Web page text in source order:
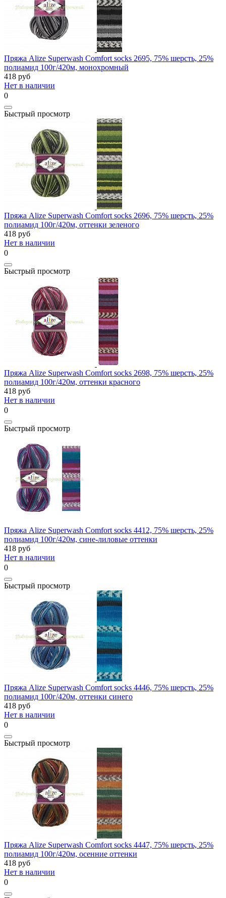
Пряжа Alize Superwash Comfort socks 2695, 75% шерсть, 25%
полиамид 100г/420м, монохромный
418 руб
Нет в наличии
0
Быстрый просмотр
Пряжа Alize Superwash Comfort socks 2696, 75% шерсть, 25%
полиамид 100г/420м, оттенки зеленого
418 руб
Нет в наличии
0
Быстрый просмотр
Пряжа Alize Superwash Comfort socks 2698, 75% шерсть, 25%
полиамид 100г/420м, оттенки красного
418 руб
Нет в наличии
0
Быстрый просмотр
Пряжа Alize Superwash Comfort socks 4412, 75% шерсть, 25%
полиамид 100г/420м, сине-лиловые оттенки
418 руб
Нет в наличии
0
Быстрый просмотр
Пряжа Alize Superwash Comfort socks 4446, 75% шерсть, 25%
полиамид 100г/420м, оттенки синего
418 руб
Нет в наличии
0
Быстрый просмотр
Пряжа Alize Superwash Comfort socks 4447, 75% шерсть, 25%
полиамид 100г/420м, осенние оттенки
418 руб
Нет в наличии
0